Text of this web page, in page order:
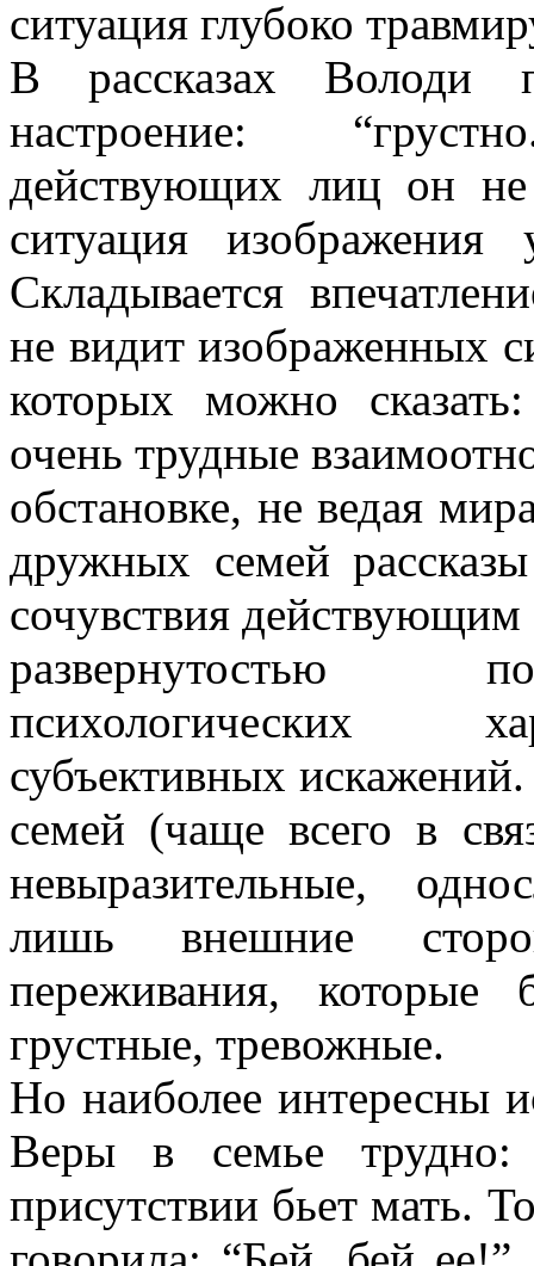
ситуация глубоко
В рассказах Володи
настроение:
действующих лиц он
ситуация изображения
Складывается
не видит изображенных
которых можно
очень трудные
обстановке, не ведая
дружных семей
сочувствия
развернутостью
психологических
субъективных
семей (чаще всего в
невыразительные,
лишь внешние
переживания,
грустные, тревожные.
Но наиболее интересны
Веры в семье
присутствии бьет мать.